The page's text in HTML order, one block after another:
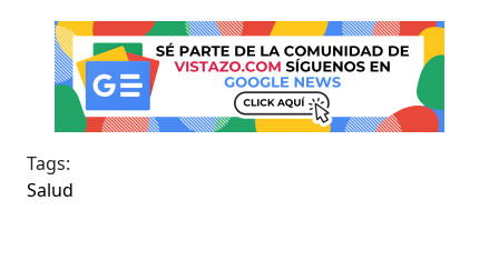
Tags:
Salud